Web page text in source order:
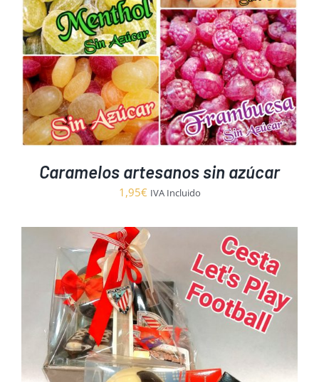
Caramelos artesanos sin azúcar
1,95€ IVA Incluido